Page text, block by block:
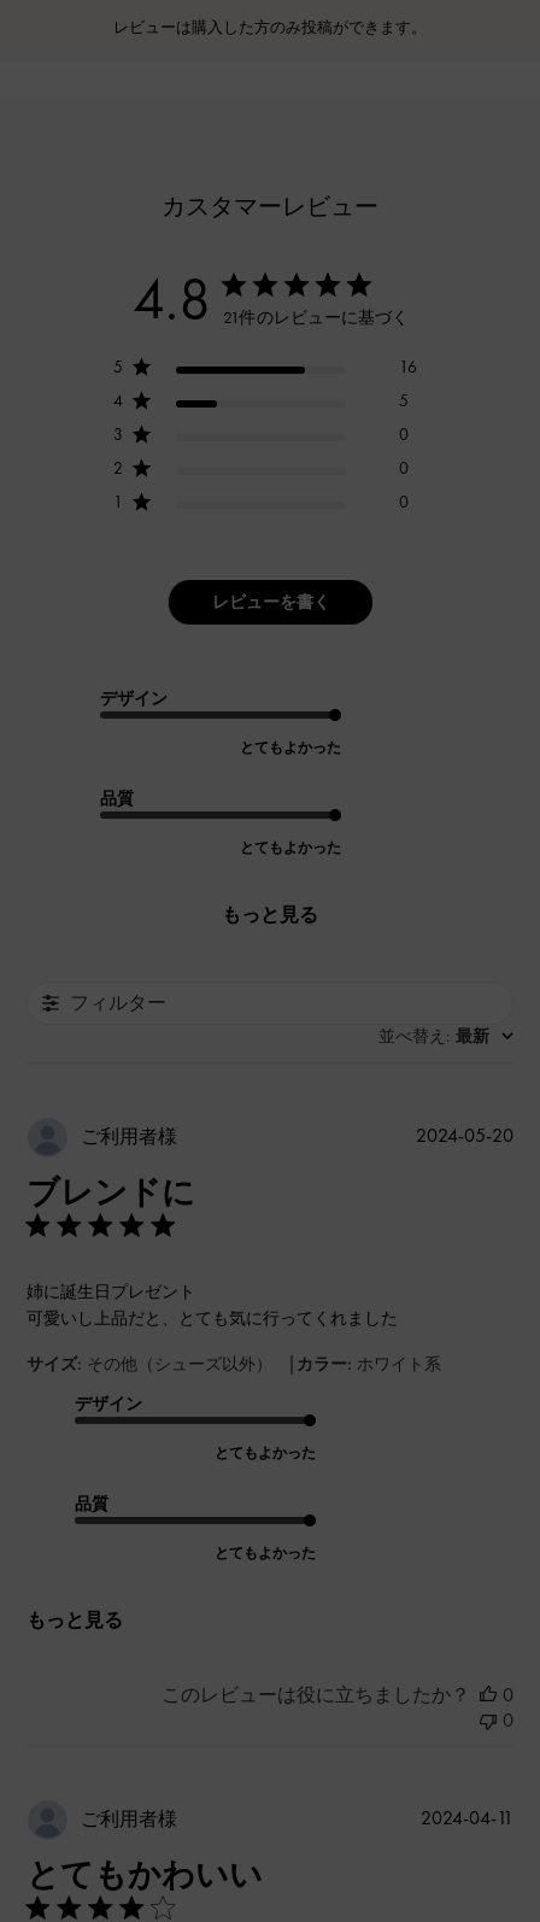
レビューは購入した方のみ投稿ができます。
カスタマーレビュー
4.8 21件のレビューに基づく
5
16
4
5
3
0
2
0
1
0
レビューを書く
デザイン
とてもよかった
品質
とてもよかった
もっと見る
フィルター
並べ替え : 最新
ご利用者様
ブレンドに
姉に誕生日プレゼント
可愛いし上品だと、とても気に行ってくれました
サイズ: その他（シューズ以外） | カラー: ホワイト系
デザイン
とてもよかった
品質
とてもよかった
もっと見る
公
2024-05-20
このレビューは役に立ちましたか？
0
0
ご利用者様
とてもかわいい
2024-04-11